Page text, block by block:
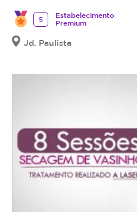
5
Estabelecimento
Premium
Jd. Paulista